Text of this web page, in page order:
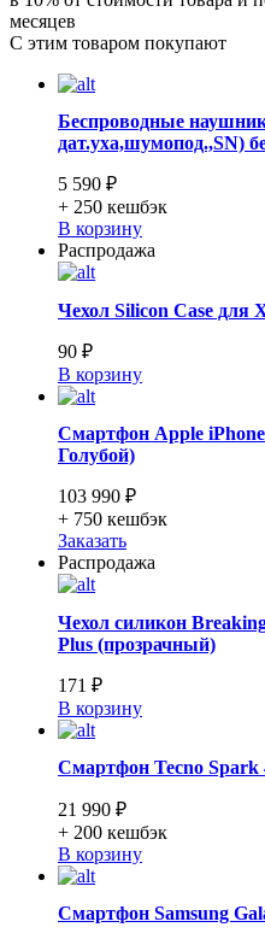
месяцев
С этим товаром покупают
Беспроводные
дат.уха,шумопод.,SN)
5 590 ₽
+ 250 кешбэк
В корзину
Распродажа
Чехол Silicon Case для
90 ₽
В корзину
Смартфон Apple
Голубой)
103 990 ₽
+ 750 кешбэк
Заказать
Распродажа
Чехол силикон
Plus (прозрачный)
171 ₽
В корзину
Смартфон Tecno Spark
21 990 ₽
+ 200 кешбэк
В корзину
Смартфон Samsung